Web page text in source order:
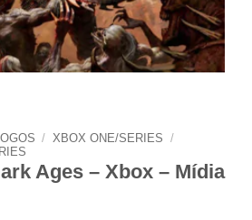
/ XBOX ONE/SERIES
/
Ages – Xbox – Mídia